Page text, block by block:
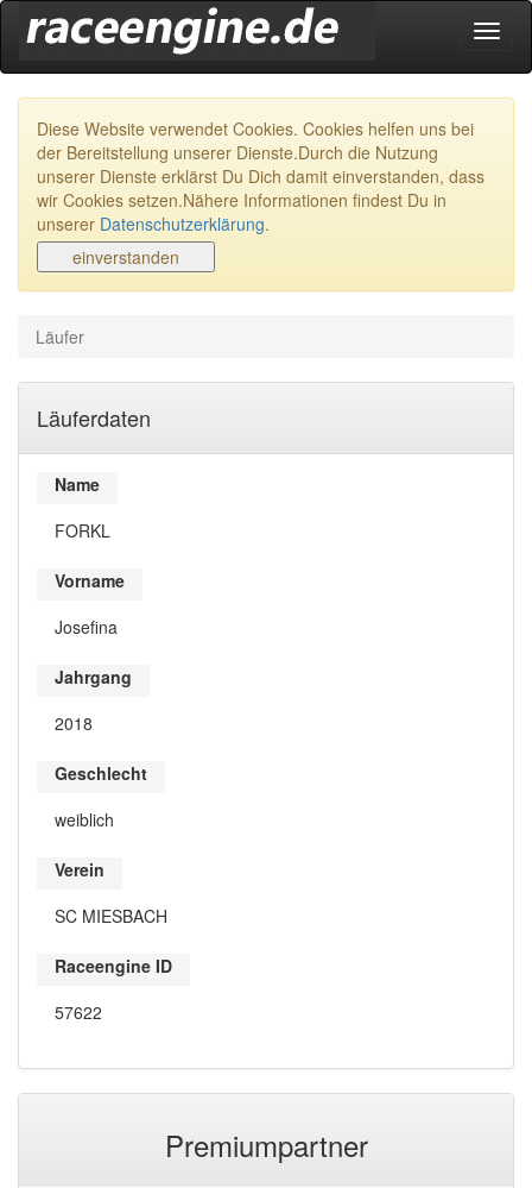
Diese Website verwendet Cookies. Cookies helfen uns bei
der Bereitstellung unserer Dienste.Durch die Nutzung
unserer Dienste erklärst Du Dich damit einverstanden, dass
wir Cookies setzen.Nähere Informationen findest Du in
unserer Datenschutzerklärung.
Läufer
Läuferdaten
Name
FORKL
Vorname
Josefina
Jahrgang
2018
Geschlecht
weiblich
Verein
SC MIESBACH
Raceengine ID
57622
Premiumpartner